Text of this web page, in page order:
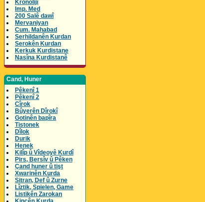
Kronolijî
Imp. Med
200 Salê dawî
Mervaniyan
Cum. Mahabad
Serhildanên Kurdan
Serokên Kurdan
Kerkuk Kurdistane
Nasîna Kurdistanê
Cand, Huner
Pêkenî 1
Pêkenî 2
Cîrok
Bûyerên Dîrokî
Gotinên bapîra
Tistonek
Dîlok
Durik
Henek
Kilîp û Vîdeoyê Kurdî
Pirs, Bersîv û Pêken
Çand huner û tişt
Xwarinên Kurda
Sitran, Def û Zurne
Lîztik, Spielen, Game
Listikên Zarokan